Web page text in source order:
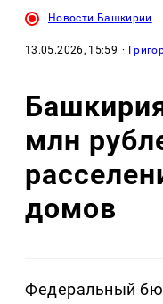
Новости Башкирии
13.05.2026, 15:59 ·
млн
домов
Федеральный